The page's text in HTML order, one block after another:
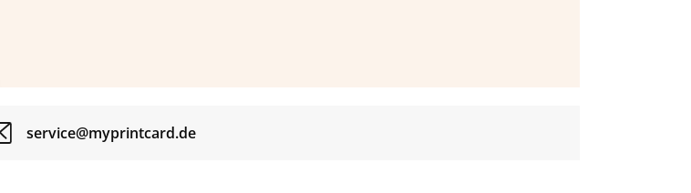
service@myprintcard.de